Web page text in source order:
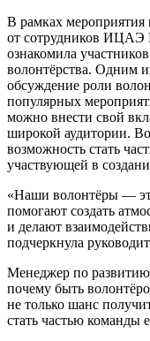
В рамках
от сотрудников ИЦАЭ
ознакомила
волонтёрства. Одним
обсуждение роли
популярных
можно внести свой
широкой аудитории.
возможность стать
участвующей в
«Наши волонтёры —
помогают создать
и делают
подчеркнула
Менеджер по развитию
почему быть
не только шанс
стать частью